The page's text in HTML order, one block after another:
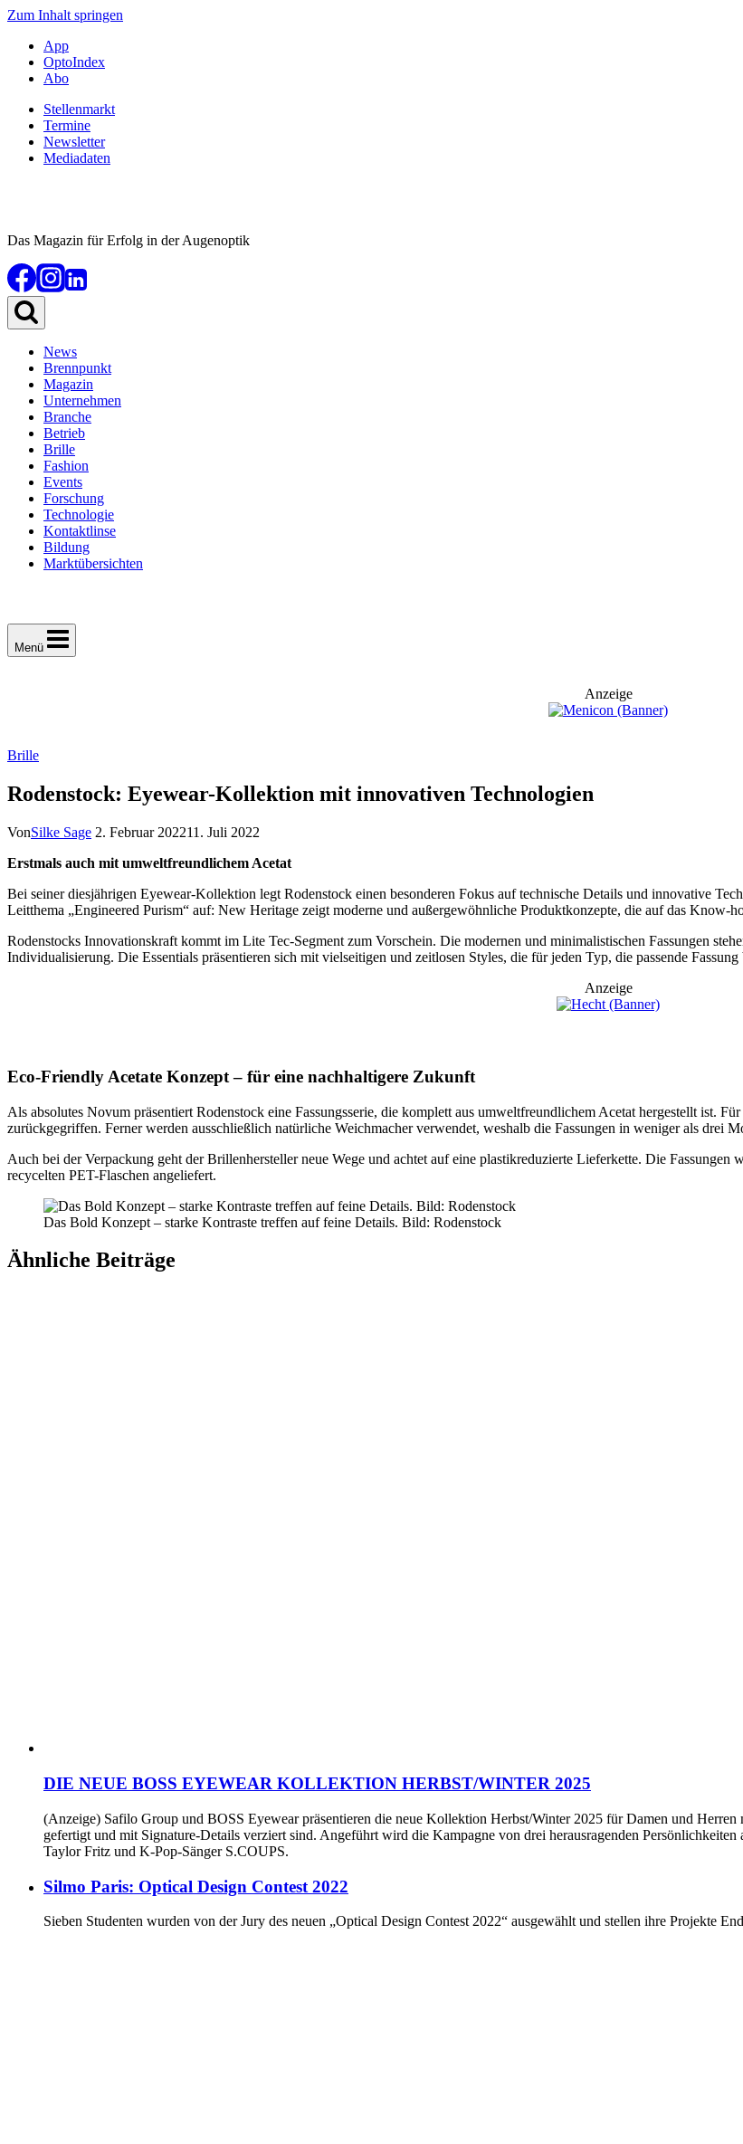
Zum Inhalt springen
App
OptoIndex
Abo
Stellenmarkt
Termine
Newsletter
Mediadaten
Das Magazin für Erfolg in der Augenoptik
News
Brennpunkt
Magazin
Unternehmen
Branche
Betrieb
Brille
Fashion
Events
Forschung
Technologie
Kontaktlinse
Bildung
Marktübersichten
Menü
Anzeige
Brille
Rodenstock: Eyewear-Kollektion mit innovativen Technologien
VonSilke Sage 2. Februar 202211. Juli 2022
Erstmals auch mit umweltfreundlichem Acetat
Bei seiner diesjährigen Eyewear-Kollektion legt Rodenstock einen besonderen Fokus auf technische Details und innovative
Leitthema „Engineered Purism“ auf: New Heritage zeigt moderne und außergewöhnliche Produktkonzepte, die auf das Know-
Rodenstocks Innovationskraft kommt im Lite Tec-Segment zum Vorschein. Die modernen und minimalistischen Fassungen
Individualisierung. Die Essentials präsentieren sich mit vielseitigen und zeitlosen Styles, die für jeden Typ, die passende
Anzeige
Eco-Friendly Acetate Konzept – für eine nachhaltigere Zukunft
Als absolutes Novum präsentiert Rodenstock eine Fassungsserie, die komplett aus umweltfreundlichem Acetat hergestellt ist.
zurückgegriffen. Ferner werden ausschließlich natürliche Weichmacher verwendet, weshalb die Fassungen in weniger als drei
Auch bei der Verpackung geht der Brillenhersteller neue Wege und achtet auf eine plastikreduzierte Lieferkette. Die
recycelten PET-Flaschen angeliefert.
Das Bold Konzept – starke Kontraste treffen auf feine Details. Bild: Rodenstock
Ähnliche Beiträge
DIE NEUE BOSS EYEWEAR KOLLEKTION HERBST/WINTER 2025
(Anzeige) Safilo Group und BOSS Eyewear präsentieren die neue Kollektion Herbst/Winter 2025 für Damen und
gefertigt und mit Signature-Details verziert sind. Angeführt wird die Kampagne von drei herausragenden
Taylor Fritz und K-Pop-Sänger S.COUPS.
Silmo Paris: Optical Design Contest 2022
Sieben Studenten wurden von der Jury des neuen „Optical Design Contest 2022“ ausgewählt und stellen ihre Projekte